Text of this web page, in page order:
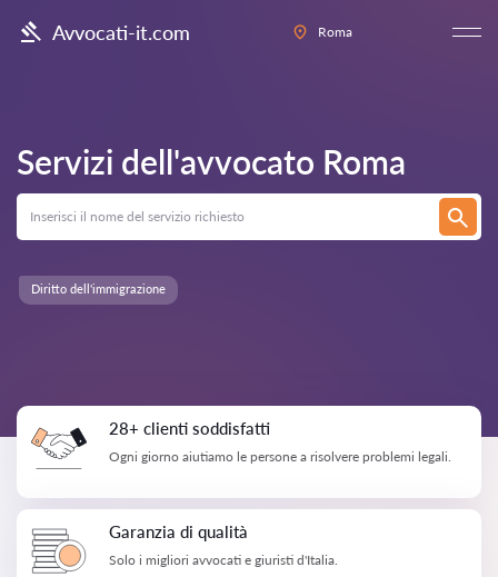
Avvocati-it.com Roma
Servizi dell'avvocato Roma
Diritto dell'immigrazione
28+ clienti soddisfatti
Ogni giorno aiutiamo le persone a risolvere problemi legali.
Garanzia di qualità
Solo i migliori avvocati e giuristi d'Italia.